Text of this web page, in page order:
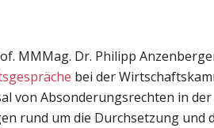
MMMag. Dr. Philipp
bei der
von Absonderungsrechten in
rund um die Durchsetzung und